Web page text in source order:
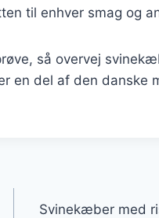
til enhver smag og
så overvej
en del af den danske
Svinekæber med